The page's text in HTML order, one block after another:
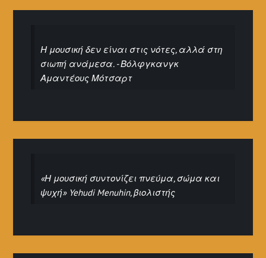
Η μουσική δεν είναι στις νότες, αλλά στη
σιωπή ανάμεσα. - Βόλφγκανγκ
Αμαντέους Μότσαρτ
«Η μουσική συντονίζει πνεύμα, σώμα και
ψυχή» Yehudi Menuhin, βιολιστής